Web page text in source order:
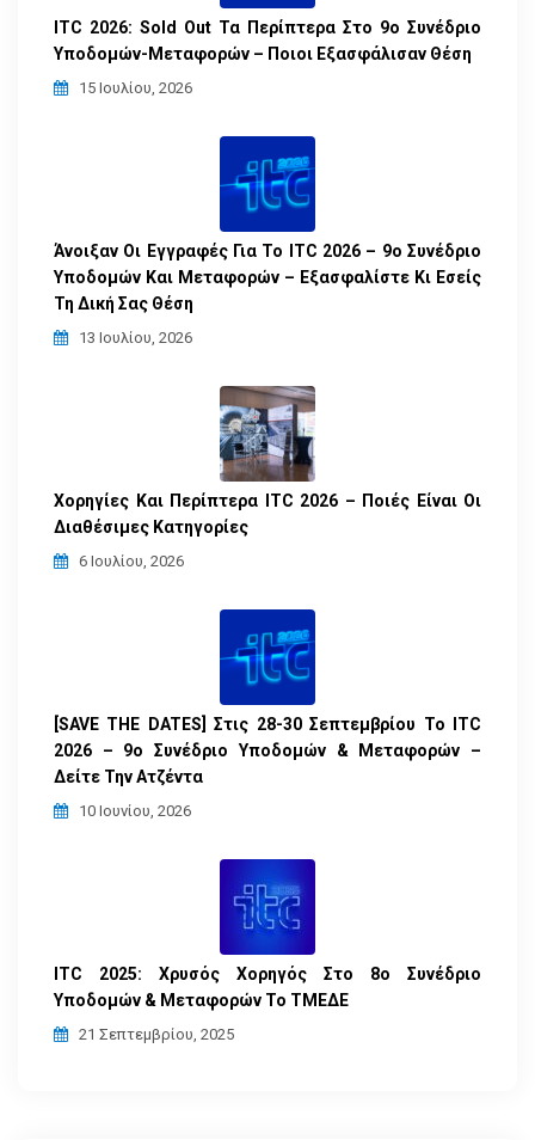
ITC 2026: Sold Out Τα Περίπτερα Στο 9ο Συνέδριο
Υποδομών-Μεταφορών – Ποιοι Εξασφάλισαν Θέση
15 Ιουλίου, 2026
Άνοιξαν Οι Εγγραφές Για Το ITC 2026 – 9ο Συνέδριο
Υποδομών Και Μεταφορών – Εξασφαλίστε Κι Εσείς
Τη Δική Σας Θέση
13 Ιουλίου, 2026
Χορηγίες Και Περίπτερα ITC 2026 – Ποιές Είναι Οι
Διαθέσιμες Κατηγορίες
6 Ιουλίου, 2026
[SAVE THE DATES] Στις 28-30 Σεπτεμβρίου Το ITC
2026 – 9ο Συνέδριο Υποδομών & Μεταφορών –
Δείτε Την Ατζέντα
10 Ιουνίου, 2026
ITC 2025: Χρυσός Χορηγός Στο 8ο Συνέδριο
Υποδομών & Μεταφορών Το ΤΜΕΔΕ
21 Σεπτεμβρίου, 2025